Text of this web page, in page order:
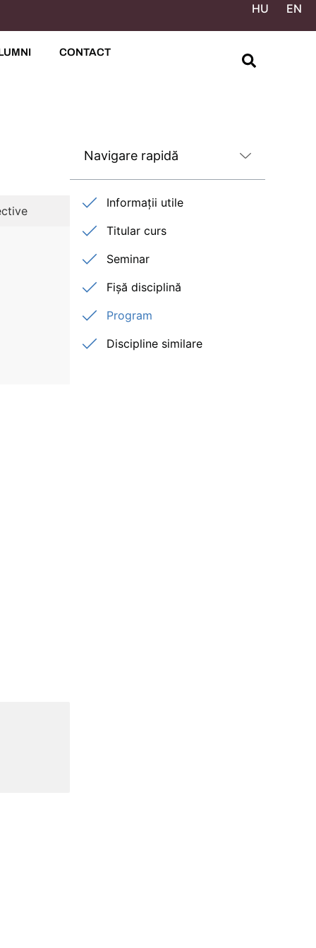
HU EN
CONTACT
Navigare rapidă
Informații utile
Titular curs
Seminar
Fișă disciplină
Program
Discipline similare